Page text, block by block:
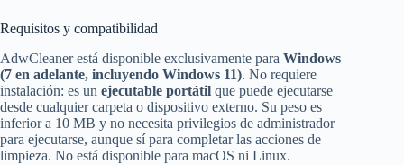
Requisitos y compatibilidad
AdwCleaner está disponible exclusivamente para Windows
(7 en adelante, incluyendo Windows 11). No requiere
instalación: es un ejecutable portátil que puede ejecutarse
desde cualquier carpeta o dispositivo externo. Su peso es
inferior a 10 MB y no necesita privilegios de administrador
para ejecutarse, aunque sí para completar las acciones de
limpieza. No está disponible para macOS ni Linux.